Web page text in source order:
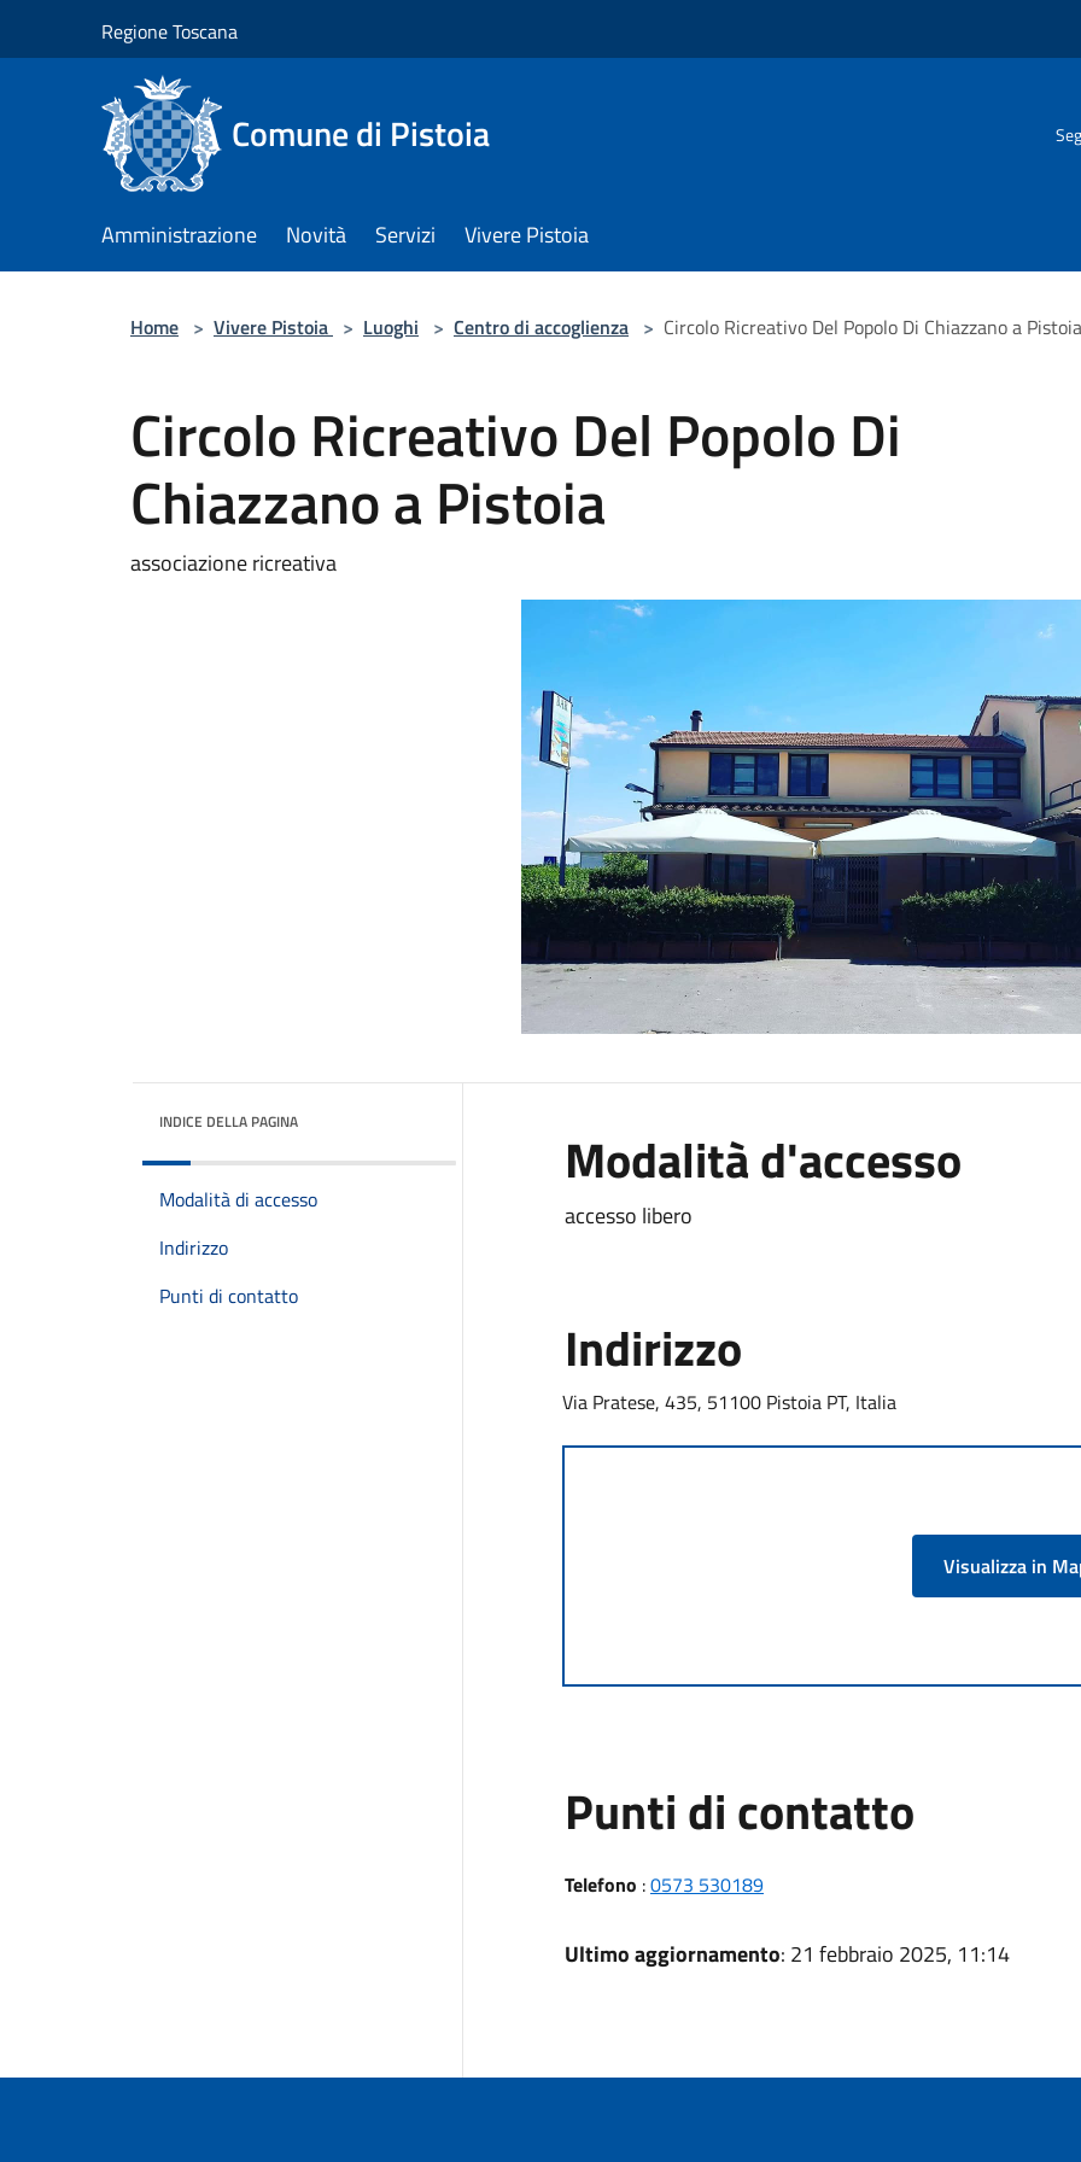
Regione Toscana
Comune di Pistoia
Amministrazione Novità Servizi Vivere Pistoia
Home > Vivere Pistoia > Luoghi > Centro di accoglienza > Circolo Ricreativo Del Popolo Di Chiazzano a Pistoia
Circolo Ricreativo Del Popolo Di
Chiazzano a Pistoia
associazione ricreativa
INDICE DELLA PAGINA
Modalità di accesso
Indirizzo
Punti di contatto
Modalità d'accesso
accesso libero
Indirizzo
Via Pratese, 435, 51100 Pistoia PT, Italia
Visualizza in
Punti di contatto
Telefono :0573 530189
Ultimo aggiornamento: 21 febbraio 2025, 11:14